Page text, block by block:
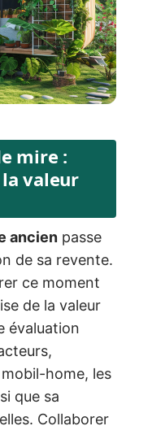
mire :
valeur
ancien passe
de sa revente.
ce moment
de la valeur
évaluation
home, les
que sa
Collaborer